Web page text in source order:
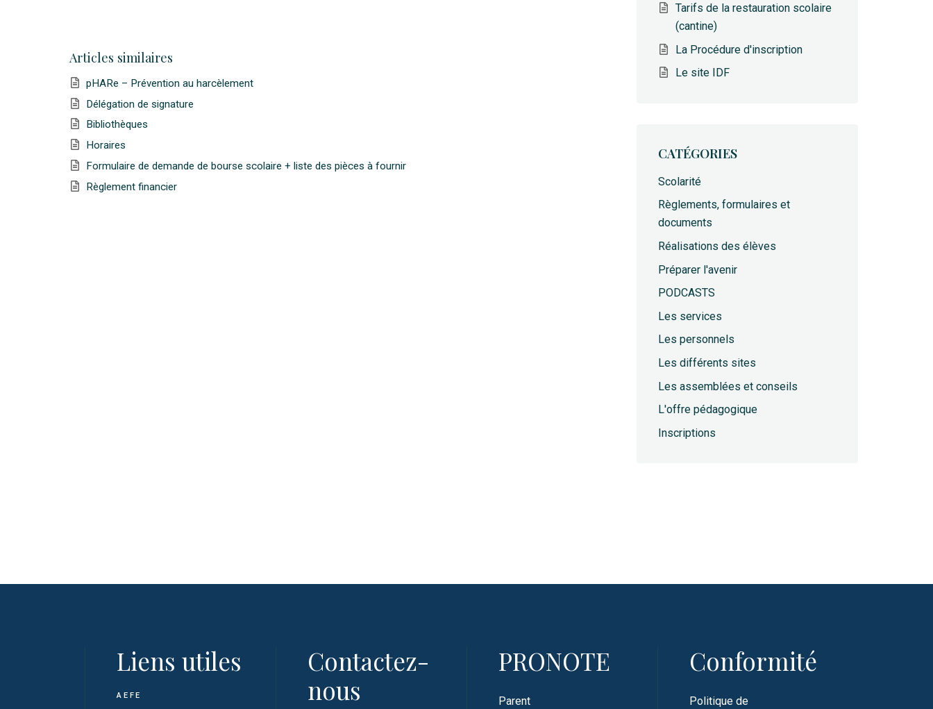
Articles similaires
pHARe – Prévention au harcèlement
Délégation de signature
Bibliothèques
Horaires
Formulaire de demande de bourse scolaire + liste des pièces à fournir
Règlement financier
Tarifs de la restauration scolaire
(cantine)
La Procédure d'inscription
Le site IDF
CATÉGORIES
Scolarité
Règlements, formulaires et
documents
Réalisations des élèves
Préparer l'avenir
PODCASTS
Les services
Les personnels
Les différents sites
Les assemblées et conseils
L'offre pédagogique
Inscriptions
Liens utiles
AEFE
Contactez-
nous
PRONOTE
Parent
Conformité
Politique de